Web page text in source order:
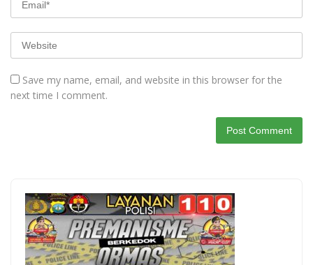
Save my name, email, and website in this browser for the
next time I comment.